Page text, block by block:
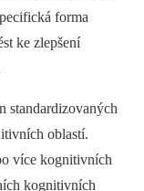
forma
ke zlepšení
standardizovaných
oblastí.
více kognitivních
kognitivních